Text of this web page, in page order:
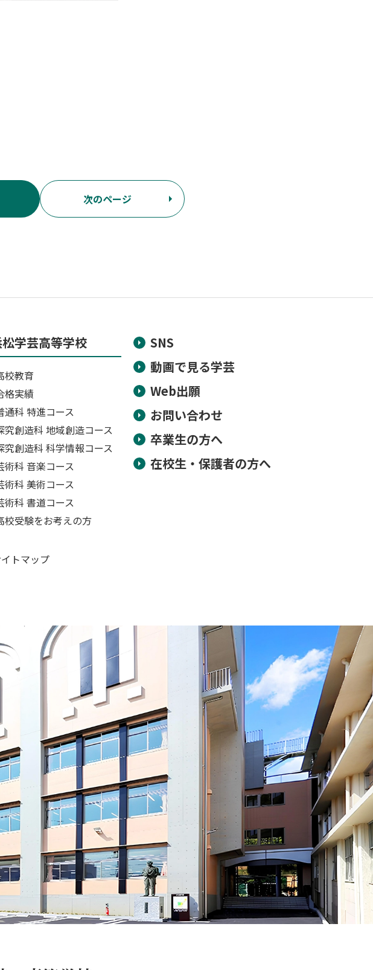
次のページ
学芸高等学校
校教育
格実績
通科 特進コース
究創造科 地域創造コース
究創造科 科学情報コース
術科 音楽コース
術科 美術コース
術科 書道コース
校受験をお考えの方
SNS
動画で見る学芸
Web出願
お問い合わせ
卒業生の方へ
在校生・保護者の方へ
トマップ